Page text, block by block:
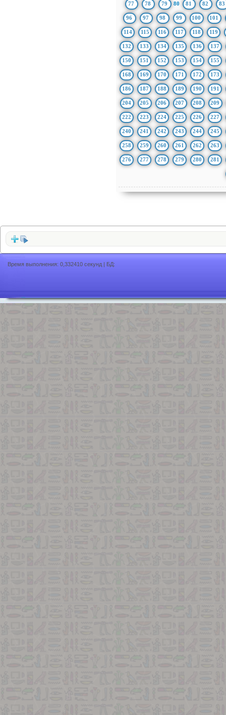
77 78 79 80 81 82 83
96 97 98 99 100 101
114 115 116 117 118 119
132 133 134 135 136 137
150 151 152 153 154 155
168 169 170 171 172 173
186 187 188 189 190 191
204 205 206 207 208 209
222 223 224 225 226 227
240 241 242 243 244 245
258 259 260 261 262 263
276 277 278 279 280 281
Время выполнения: 0,332410 секунд | БД: